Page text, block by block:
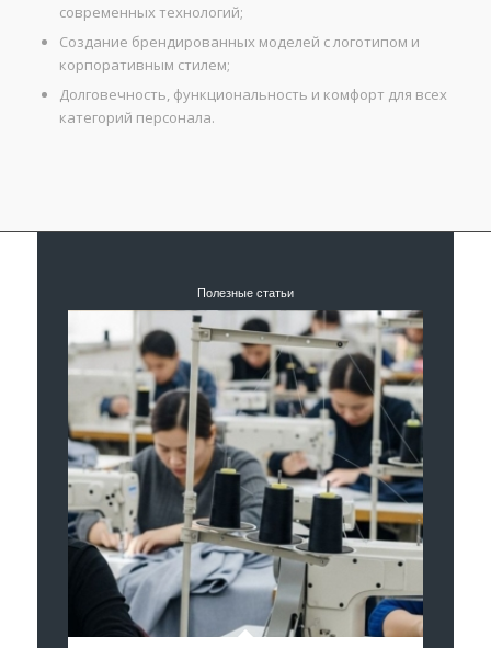
современных технологий;
Создание брендированных моделей с логотипом и
корпоративным стилем;
Долговечность, функциональность и комфорт для всех
категорий персонала.
Полезные статьи